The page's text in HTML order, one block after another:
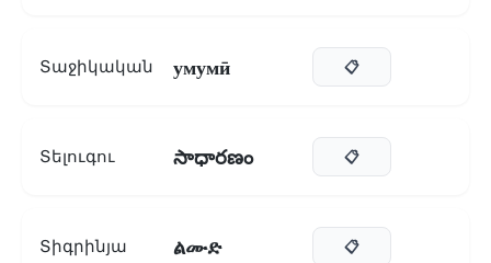
Տաջիկական умумӣ 📋
Տելուգու సాధారణం 📋
Տիգրինյա ልሙድ 📋